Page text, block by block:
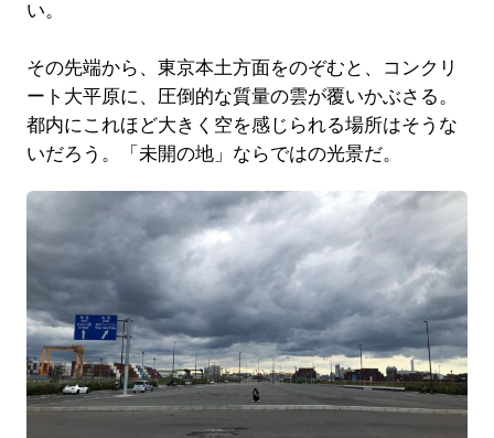
い。
その先端から、東京本土方面をのぞむと、コンクリ
ート大平原に、圧倒的な質量の雲が覆いかぶさる。
都内にこれほど大きく空を感じられる場所はそうな
いだろう。「未開の地」ならではの光景だ。